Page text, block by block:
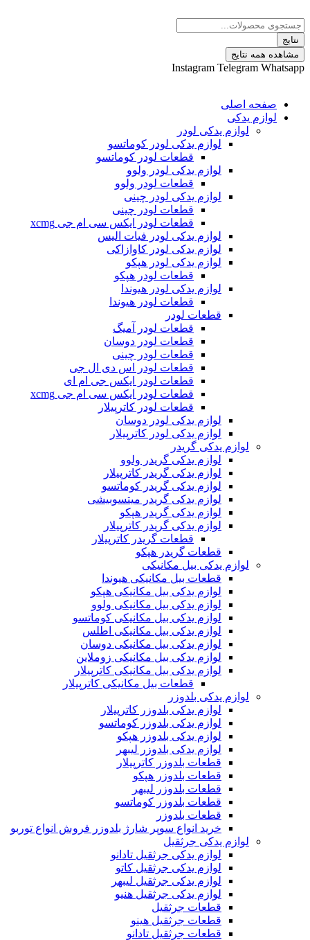
نتایج
Instagram Telegram
اصلی
یدکی
لوازم یدکی لودر
لوازم یدکی لودر کوماتسو
قطعات لودر کوماتسو
لوازم یدکی لودر ولوو
قطعات لودر ولوو
لوازم یدکی لودر چینی
قطعات لودر چینی
قطعات لودر ایکس سی ام جی xcmg
لوازم یدکی لودر فیات الیس
لوازم یدکی لودر کاوازاکی
لوازم یدکی لودر هپکو
قطعات لودر هپکو
لوازم یدکی لودر هیوندا
قطعات لودر هیوندا
قطعات لودر
قطعات لودر آمیگ
قطعات لودر دوسان
قطعات لودر چینی
قطعات لودر اس دی ال جی
قطعات لودر ایکس جی ام ای
قطعات لودر ایکس سی ام جی xcmg
قطعات لودر کاترپیلار
لوازم یدکی لودر دوسان
لوازم یدکی لودر کاترپیلار
لوازم یدکی گریدر
لوازم یدکی گریدر ولوو
لوازم یدکی گریدر کاترپیلار
لوازم یدکی گریدر کوماتسو
لوازم یدکی گریدر میتسوبیشی
لوازم یدکی گریدر هپکو
لوازم یدکی گریدر کاترپیلار
قطعات گریدر کاترپیلار
قطعات گریدر هپکو
لوازم یدکی بیل مکانیکی
قطعات بیل مکانیکی هیوندا
لوازم یدکی بیل مکانیکی هپکو
لوازم یدکی بیل مکانیکی ولوو
لوازم یدکی بیل مکانیکی کوماتسو
لوازم یدکی بیل مکانیکی اطلس
لوازم یدکی بیل مکانیکی دوسان
لوازم یدکی بیل مکانیکی زوملاین
لوازم یدکی بیل مکانیکی کاترپیلار
قطعات بیل مکانیکی کاترپیلار
لوازم یدکی بلدوزر
لوازم یدکی بلدوزر کاترپیلار
لوازم یدکی بلدوزر کوماتسو
لوازم یدکی بلدوزر هپکو
لوازم یدکی بلدوزر لیبهر
قطعات بلدوزر کاترپیلار
قطعات بلدوزر هپکو
قطعات بلدوزر لیبهر
قطعات بلدوزر کوماتسو
قطعات بلدوزر
خرید انواع سوپر شارژ بلدوزر فروش انواع توربو
لوازم یدکی جرثقیل
لوازم یدکی جرثقیل تادانو
لوازم یدکی جرثقیل کاتو
لوازم یدکی جرثقیل لیبهر
لوازم یدکی جرثقیل هنیو
قطعات جرثقیل
قطعات جرثقیل هینو
قطعات جرثقیل تادانو